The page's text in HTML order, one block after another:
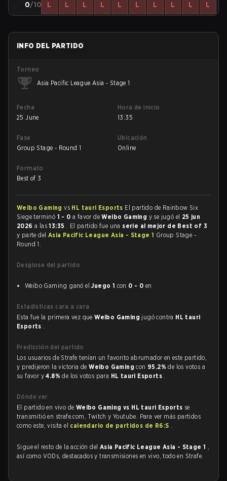
0/10 L L L L L L L L L L
INFO DEL PARTIDO
Torneo
Asia Pacific League Asia - Stage 1
Fecha
25 June
Hora de inicio
13:35
Fase
Group Stage - Round 1
Ubicación
Online
Formato
Best of 3
Weibo Gamingvs HL tauri Esports El partido de Rainbow Six
Siege terminó 1 - 0 a favor deWeibo Gaming y se jugó el 25 jun
2026 a las13:35 . El partido fue una serie al mejor de Best of 3
y parte del Asia Pacific League Asia - Stage 1 Group Stage -
Round 1.
Desglose del partido
Weibo Gaming ganó elJuego 1 con 0 - 0 en
Estadísticas cara a cara
Esta fue la primera vez queWeibo Gaming jugó contra HL tauri
Esports .
Predicción del partido
Los usuarios de Strafe tenían un favorito abrumador en este partido,
y predijeron la victoria deWeibo Gamingcon 95.2%de los votos a
su favor y4.8%de los votos para HL tauri Esports .
Dónde ver
El partido en vivo de Weibo Gaming vs HL tauri Esports se
transmitió en strafe.com, Twitch y Youtube. Para ver más partidos
como este, visita el calendario de partidos de R6:S .
Sigue el resto de la acción del Asia Pacific League Asia - Stage 1 ,
así como VODs, destacados y transmisiones en vivo, todo en Strafe.